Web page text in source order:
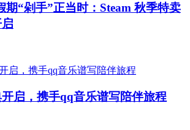
期“剁手”正当时：Steam 秋季特卖
启，携手qq音乐谱写陪伴旅程